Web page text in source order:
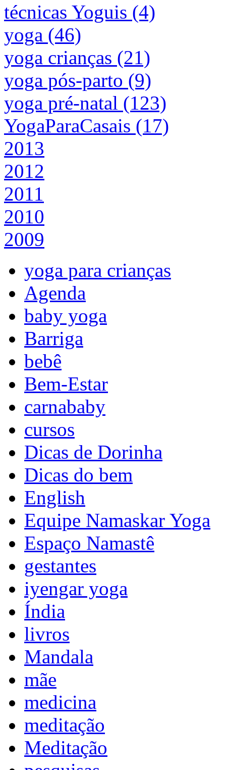
técnicas Yoguis (4)
yoga (46)
yoga crianças (21)
yoga pós-parto (9)
yoga pré-natal (123)
YogaParaCasais (17)
2013
2012
2011
2010
2009
yoga para crianças
Agenda
baby yoga
Barriga
bebê
Bem-Estar
carnababy
cursos
Dicas de Dorinha
Dicas do bem
English
Equipe Namaskar Yoga
Espaço Namastê
gestantes
iyengar yoga
Índia
livros
Mandala
mãe
medicina
meditação
Meditação